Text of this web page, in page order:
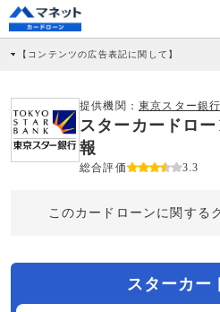
【コンテンツの広告表記に関して】
社に対して企業から紹介報酬が支払われると
商品を根拠なくPRするものではなく、当編集
どに基づき、公平性を担保した情報提供を行
>提携企業一覧
提供機関： 東京スター銀行
スターカードロ
報
総合評価 3.3
このカードローンに関する
スターカー